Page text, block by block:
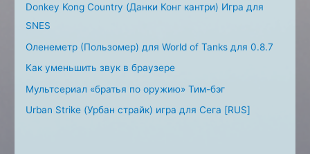
Donkey Kong Country (Данки Конг кантри) Игра для
SNES
Оленеметр (Пользомер) для World of Tanks для 0.8.7
Как уменьшить звук в браузере
Мультсериал «братья по оружию» Тим-бэг
Urban Strike (Урбан страйк) игра для Сега [RUS]